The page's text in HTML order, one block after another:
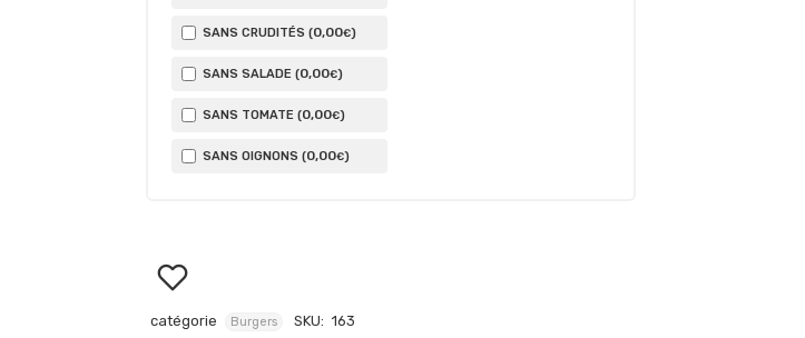
SANS CRUDITÉS (0,00€)
SANS SALADE (0,00€)
SANS TOMATE (0,00€)
SANS OIGNONS (0,00€)
catégorie Burgers SKU: 163